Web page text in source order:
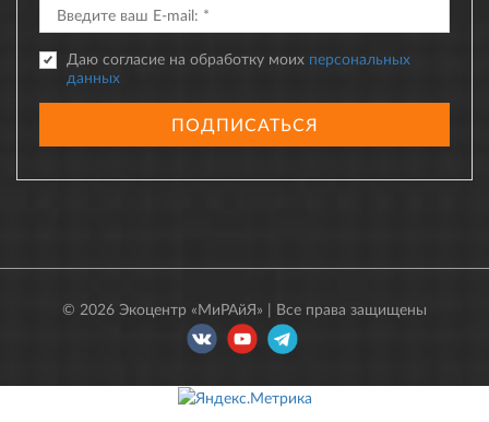
Даю согласие на обработку моих персональных
данных
ПОДПИСАТЬСЯ
© 2026 Экоцентр «МиРАйЯ» | Все права защищены